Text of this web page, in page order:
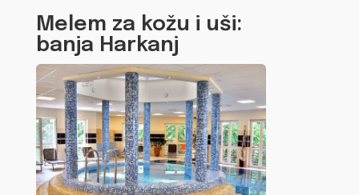
Melem za kožu i uši:
banja Harkanj